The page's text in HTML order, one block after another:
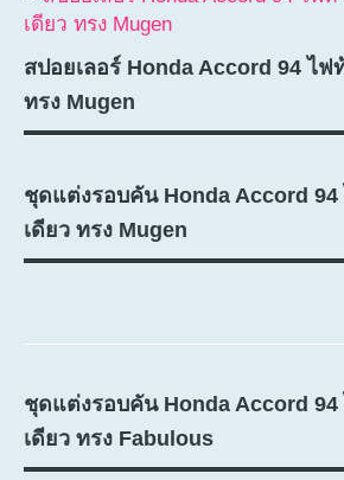
สปอยเลอร์ Honda Accord 94 ไฟ
ทรง Mugen
ชุดแต่งรอบคัน Honda Accord
เดียว ทรง Mugen
ชุดแต่งรอบคัน Honda Accord
เดียว ทรง Fabulous